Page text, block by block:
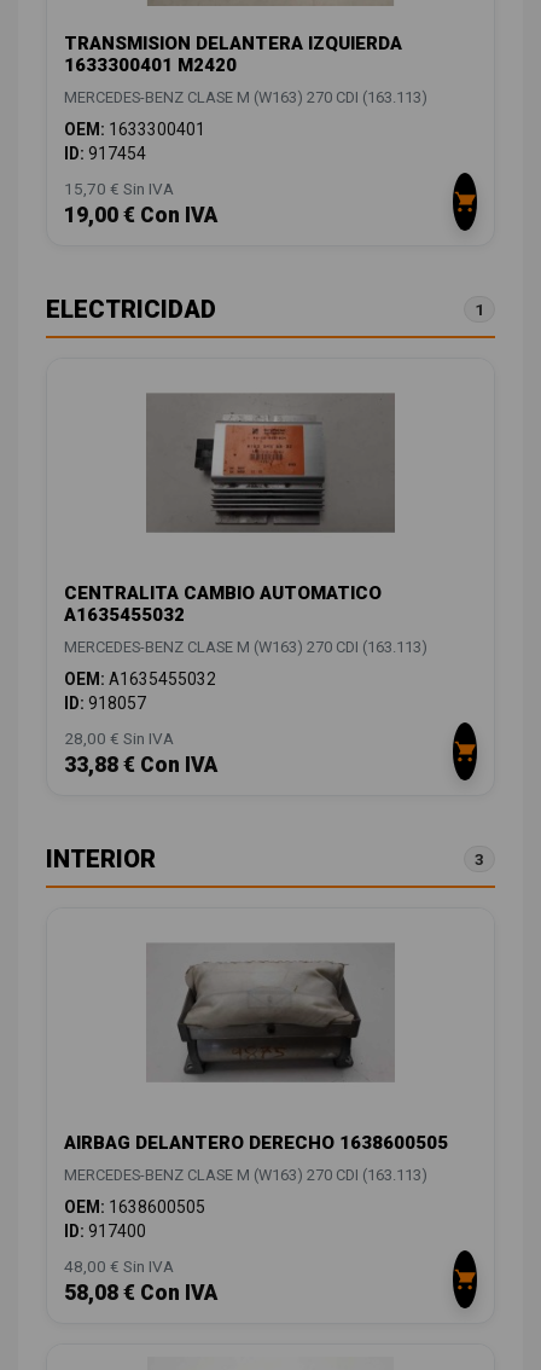
TRANSMISION DELANTERA IZQUIERDA
1633300401 M2420
MERCEDES-BENZ CLASE M (W163) 270 CDI (163.113)
OEM: 1633300401
ID: 917454
15,70 € Sin IVA
19,00 € Con IVA
ELECTRICIDAD 1
CENTRALITA CAMBIO AUTOMATICO
A1635455032
MERCEDES-BENZ CLASE M (W163) 270 CDI (163.113)
OEM: A1635455032
ID: 918057
28,00 € Sin IVA
33,88 € Con IVA
INTERIOR 3
AIRBAG DELANTERO DERECHO 1638600505
MERCEDES-BENZ CLASE M (W163) 270 CDI (163.113)
OEM: 1638600505
ID: 917400
48,00 € Sin IVA
58,08 € Con IVA